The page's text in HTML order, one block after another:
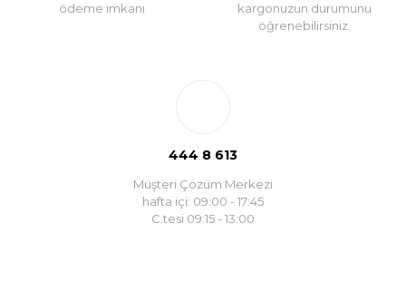
ödeme imkanı
kargonuzun durumunu
öğrenebilirsiniz.
444 8 613
Müşteri Çözüm Merkezi
hafta içi: 09:00 - 17:45
C.tesi 09:15 - 13:00